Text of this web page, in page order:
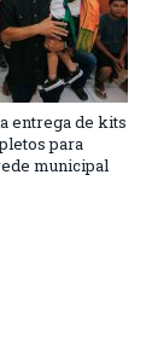
entrega de kits
para
municipal